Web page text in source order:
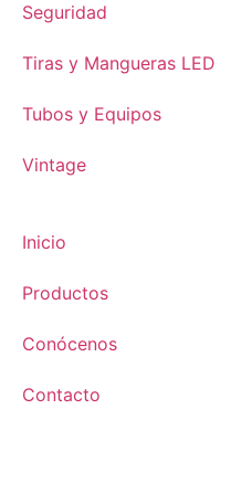
Seguridad
Tiras y Mangueras LED
Tubos y Equipos
Vintage
Inicio
Productos
Conócenos
Contacto